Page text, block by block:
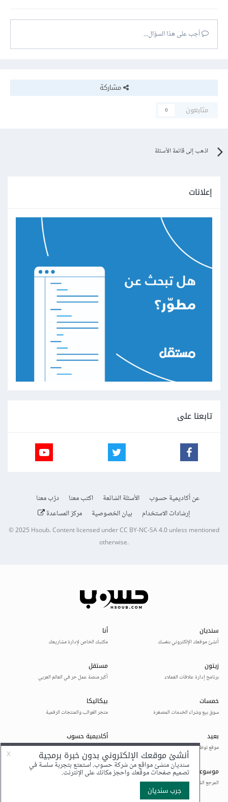
أجب على هذا السؤال...
مشاركة
متابعون
0
اذهب إلى قائمة الأسئلة
إعلانات
تابعنا على
عن أكاديمية حسوب الأسئلة الشائعة اكتب معنا
درّب معنا
إرشادات الاستخدام
بيان الخصوصية مركز المساعدة
© 2025Hsoub.Content licensed underCC BY-NC-SA 4.0unless mentioned
otherwise.